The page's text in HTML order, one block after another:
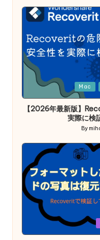
Posted
in
Mac
【2026年最新版】
実際に検
Posted
by
By
Posted
in